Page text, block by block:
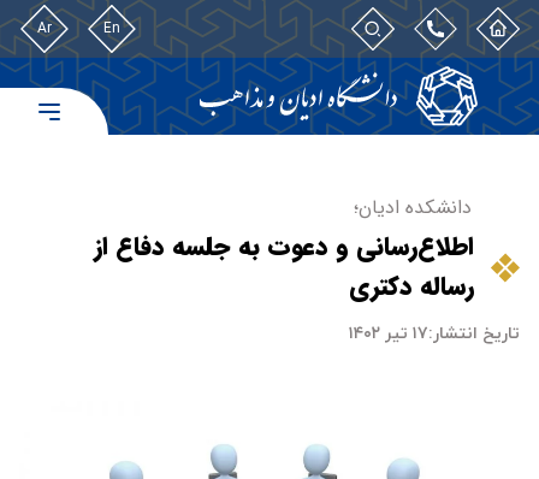
En
Ar
دانشکده ادیان؛
اطلاع‌رسانی و دعوت به جلسه دفاع از
رساله دکتری
تاریخ انتشار:۱۷ تیر ۱۴۰۲